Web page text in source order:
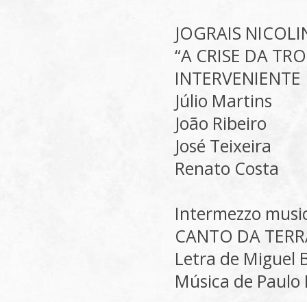
JOGRAIS
“A CRISE DA
INTERVENIENTE
Júlio Martins
João Ribeiro
José Teixeira
Renato Costa
Intermezzo
CANTO DA
Letra de Miguel
Música de Paulo